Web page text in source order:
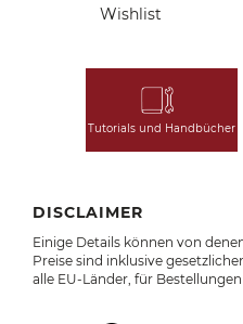
Wishlist
Tutorials und Handbücher
DISCLAIMER
Einige Details können von
Preise sind inklusive
alle EU-Länder, für